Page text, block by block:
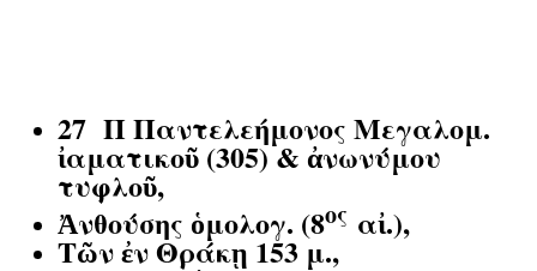
27 ΠΠαντελεήμονος Μεγαλομ.
ἰαματικοῦ (305) & ἀνωνύμου
τυφλοῦ,
Ἀνθούσης ὁμολογ. (8ος αἰ.),
Τῶν ἐν Θράκῃ 153 μ.,